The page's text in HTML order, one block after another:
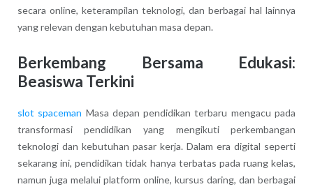
secara online, keterampilan teknologi, dan berbagai hal lainnya
yang relevan dengan kebutuhan masa depan.
Berkembang Bersama Edukasi:
Beasiswa Terkini
slot spaceman Masa depan pendidikan terbaru mengacu pada
transformasi pendidikan yang mengikuti perkembangan
teknologi dan kebutuhan pasar kerja. Dalam era digital seperti
sekarang ini, pendidikan tidak hanya terbatas pada ruang kelas,
namun juga melalui platform online, kursus daring, dan berbagai